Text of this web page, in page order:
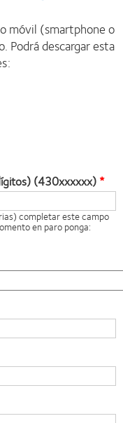
móvil (smartphone o
Podrá descargar esta
(430xxxxxx)
completar este campo
en paro ponga: